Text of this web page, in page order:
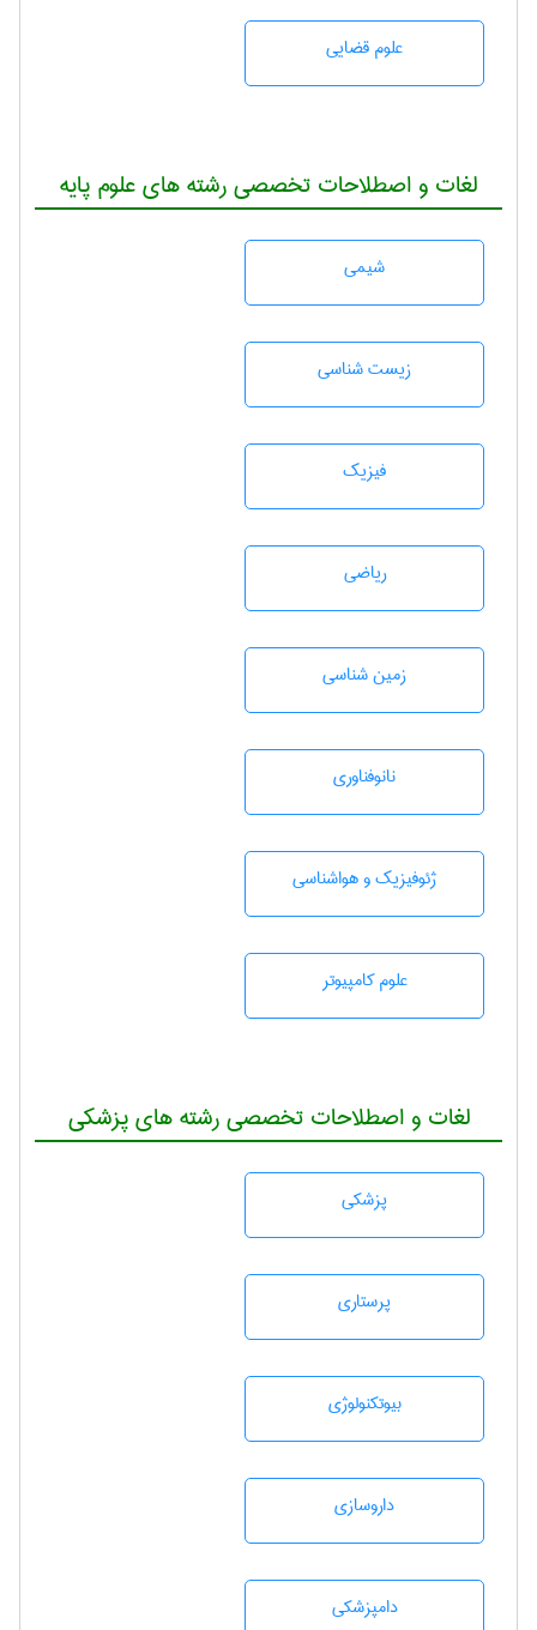
علوم قضایی
لغات و اصطلاحات تخصصی رشته های علوم پایه
شيمی
زيست شناسی
فیزیک
رياضی
زمين شناسی
نانوفناوری
ژئوفيزيك و هواشناسی
علوم کامپیوتر
لغات و اصطلاحات تخصصی رشته های پزشکی
پزشكی
پرستاری
بيوتكنولوژی
داروسازی
دامپزشكی